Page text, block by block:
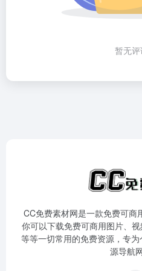
暂无
CC免费素材网是一款免费可商
你可以下载免费可商用图片、
等等一切常用的免费资源，专
源导航